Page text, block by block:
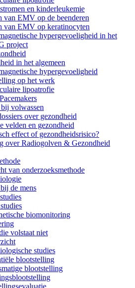
en kinderleukemie
van EMV op de beenderen
van EMV op keratinocyten
hypergevoeligheid in het
project
in het algemeen
hypergevoeligheid
op het werk
lipoatrofie
volwassen
over gezondheid
velden en gezondheid
effect of gezondheidsrisico?
over Radiogolven & Gezondheid
van onderzoeksmethode
de mens
biomonitoring
volstaat niet
studies
blootstelling
blootstelling